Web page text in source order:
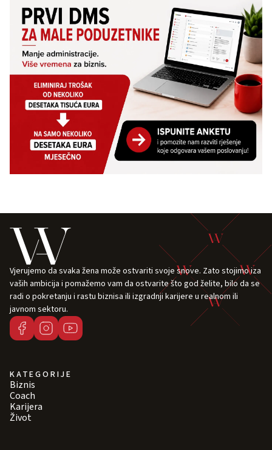
Vjerujemo da svaka žena može ostvariti svoje snove. Zato stojimo iza
vaših ambicija i pomažemo vam da ostvarite što god želite, bilo da se
radi o pokretanju i rastu biznisa ili izgradnji karijere u realnom ili
javnom sektoru.
KATEGORIJE
Biznis
Coach
Karijera
Život